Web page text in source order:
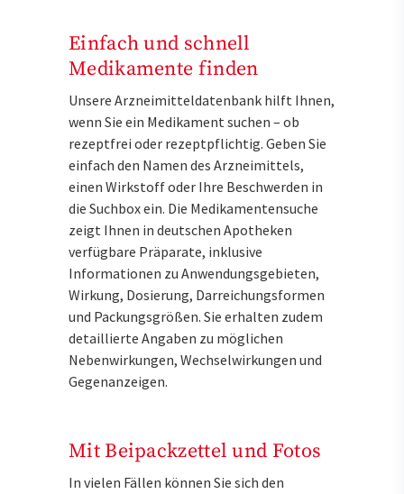
Einfach und schnell
Medikamente finden
Unsere Arzneimitteldatenbank hilft Ihnen,
wenn Sie ein Medikament suchen – ob
rezeptfrei oder rezeptpflichtig. Geben Sie
einfach den Namen des Arzneimittels,
einen Wirkstoff oder Ihre Beschwerden in
die Suchbox ein. Die Medikamentensuche
zeigt Ihnen in deutschen Apotheken
verfügbare Präparate, inklusive
Informationen zu Anwendungsgebieten,
Wirkung, Dosierung, Darreichungsformen
und Packungsgrößen. Sie erhalten zudem
detaillierte Angaben zu möglichen
Nebenwirkungen, Wechselwirkungen und
Gegenanzeigen.
Mit Beipackzettel und Fotos
In vielen Fällen können Sie sich den